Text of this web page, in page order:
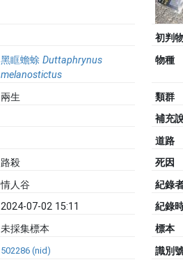
黑眶蟾蜍Duttaphrynus
melanostictus
兩生
路殺
情人谷
2024-07-02 15:11
未採集標本
502286 (nid)
初判
物種
類群
補充
道路
死因
紀錄
紀錄
標本
識別